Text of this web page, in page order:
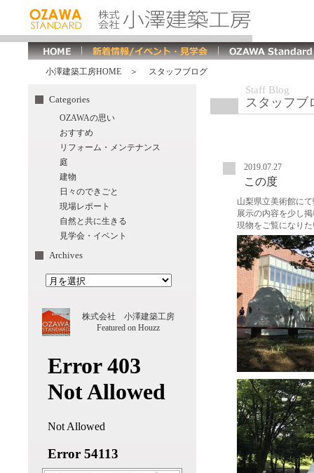
小澤建築工房HOME ＞ スタッフブログ
Categories
OZAWAの思い
おすすめ
リフォーム・メンテナンス
庭
建物
日々のできごと
現場レポート
自然と共に生きる
見学会・イベント
Archives
株式会社 小澤建築工房
Featured on Houzz
Staff Blog
スタッフブ
2019.07.27
この度
山梨県立美術館に
展示の内容を少し
現物をご覧になり